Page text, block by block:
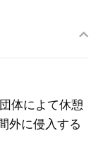
体によて休憩
外に侵入する